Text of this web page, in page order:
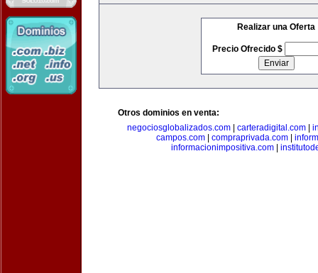
Realizar una Oferta
Precio Ofrecido $
Otros dominios en venta:
negociosglobalizados.com
carteradigital.com
campos.com
compraprivada.com
informacionimpositiva.com